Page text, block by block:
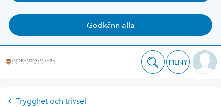
Godkänn alla
MENY
Trygghet och trivsel